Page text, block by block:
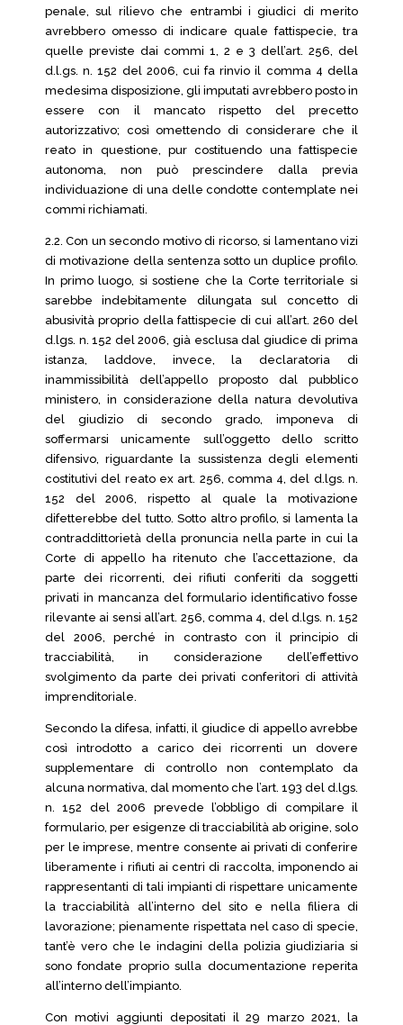
penale, sul rilievo che entrambi i giudici di merito
avrebbero omesso di indicare quale fattispecie, tra
quelle previste dai commi 1, 2 e 3 dell’art. 256, del
d.l.gs. n. 152 del 2006, cui fa rinvio il comma 4 della
medesima disposizione, gli imputati avrebbero posto in
essere con il mancato rispetto del precetto
autorizzativo; così omettendo di considerare che il
reato in questione, pur costituendo una fattispecie
autonoma, non può prescindere dalla previa
individuazione di una delle condotte contemplate nei
commi richiamati.
2.2. Con un secondo motivo di ricorso, si lamentano vizi
di motivazione della sentenza sotto un duplice profilo.
In primo luogo, si sostiene che la Corte territoriale si
sarebbe indebitamente dilungata sul concetto di
abusività proprio della fattispecie di cui all’art. 260 del
d.lgs. n. 152 del 2006, già esclusa dal giudice di prima
istanza, laddove, invece, la declaratoria di
inammissibilità dell’appello proposto dal pubblico
ministero, in considerazione della natura devolutiva
del giudizio di secondo grado, imponeva di
soffermarsi unicamente sull’oggetto dello scritto
difensivo, riguardante la sussistenza degli elementi
costitutivi del reato ex art. 256, comma 4, del d.lgs. n.
152 del 2006, rispetto al quale la motivazione
difetterebbe del tutto. Sotto altro profilo, si lamenta la
contraddittorietà della pronuncia nella parte in cui la
Corte di appello ha ritenuto che l’accettazione, da
parte dei ricorrenti, dei rifiuti conferiti da soggetti
privati in mancanza del formulario identificativo fosse
rilevante ai sensi all’art. 256, comma 4, del d.lgs. n. 152
del 2006, perché in contrasto con il principio di
tracciabilità, in considerazione dell’effettivo
svolgimento da parte dei privati conferitori di attività
imprenditoriale.
Secondo la difesa, infatti, il giudice di appello avrebbe
così introdotto a carico dei ricorrenti un dovere
supplementare di controllo non contemplato da
alcuna normativa, dal momento che l’art. 193 del d.lgs.
n. 152 del 2006 prevede l’obbligo di compilare il
formulario, per esigenze di tracciabilità ab origine, solo
per le imprese, mentre consente ai privati di conferire
liberamente i rifiuti ai centri di raccolta, imponendo ai
rappresentanti di tali impianti di rispettare unicamente
la tracciabilità all’interno del sito e nella filiera di
lavorazione; pienamente rispettata nel caso di specie,
tant’è vero che le indagini della polizia giudiziaria si
sono fondate proprio sulla documentazione reperita
all’interno dell’impianto.
Con motivi aggiunti depositati il 29 marzo 2021, la